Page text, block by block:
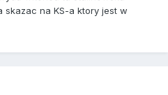
skazac na KS-a ktory jest w